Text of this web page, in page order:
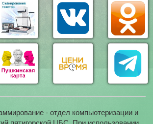
- отдел компьютеризации и